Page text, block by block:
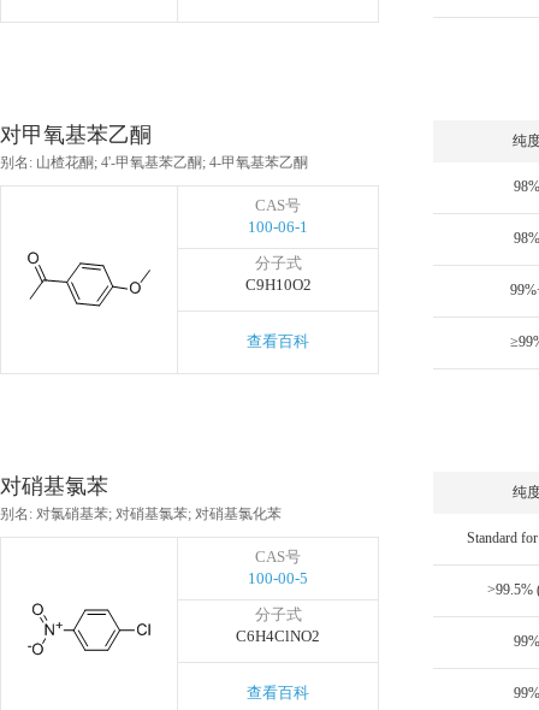
对甲氧基苯乙酮
别名: 山楂花酮; 4'-甲氧基苯乙酮; 4-甲氧基苯乙酮
CAS号
100-06-1
分子式
C9H10O2
查看百科
纯
98%
98%
对硝基氯苯
别名: 对氯硝基苯; 对硝基氯苯; 对硝基氯化苯
CAS号
100-00-5
分子式
C6H4ClNO2
查看百科
纯
>99.5%
99%
99%